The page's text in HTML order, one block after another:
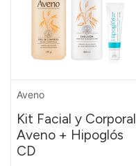
Aveno
Kit Facial y Corporal
Aveno + Hipoglós
CD